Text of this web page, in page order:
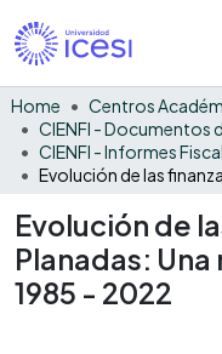
Home Centros
Evolución de
Planadas:
1985 - 2022